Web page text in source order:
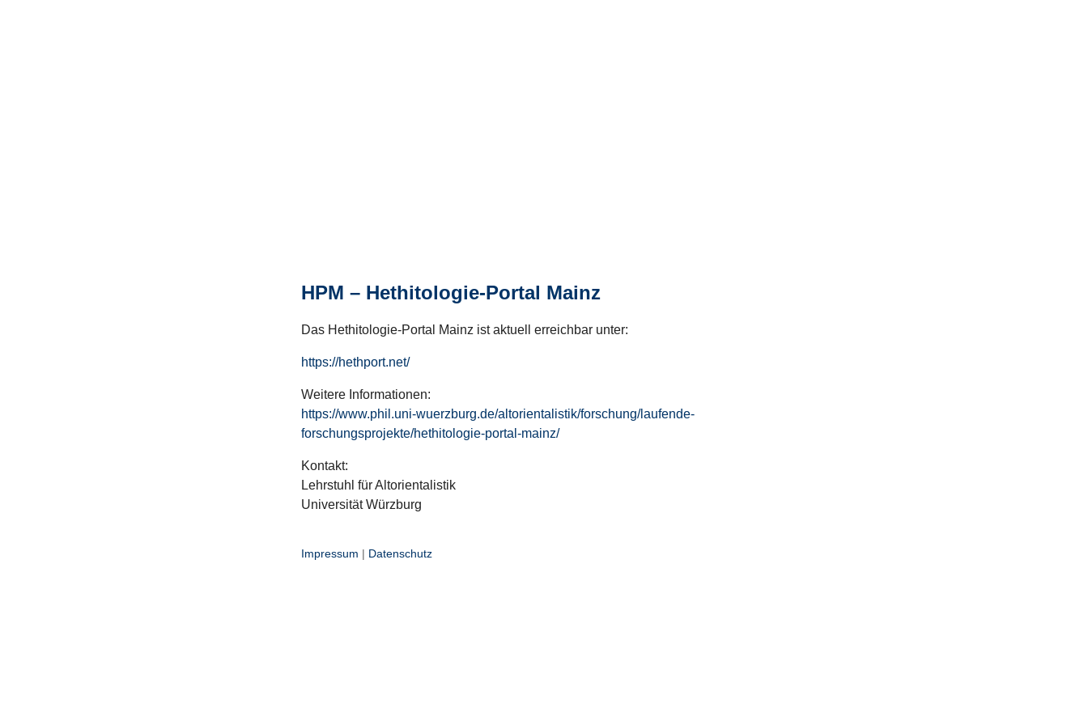
HPM – Hethitologie-Portal Mainz
Das Hethitologie-Portal Mainz ist aktuell erreichbar unter:
https://hethport.net/
Weitere Informationen:
https://www.phil.uni-wuerzburg.de/altorientalistik/forschung/laufende-
forschungsprojekte/hethitologie-portal-mainz/
Kontakt:
Lehrstuhl für Altorientalistik
Universität Würzburg
Impressum | Datenschutz